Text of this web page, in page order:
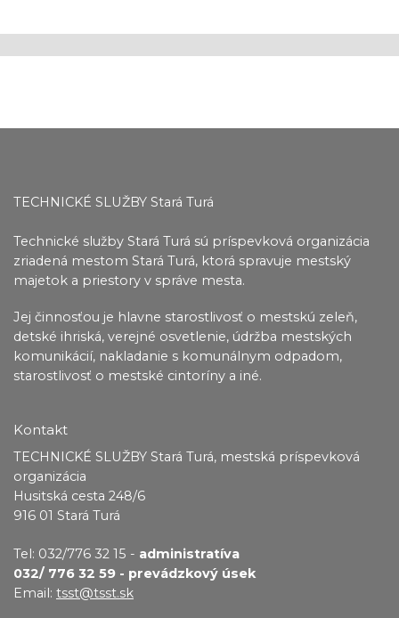
TECHNICKÉ SLUŽBY Stará Turá
Technické služby Stará Turá sú príspevková organizácia
zriadená mestom Stará Turá, ktorá spravuje mestský
majetok a priestory v správe mesta.
Jej činnosťou je hlavne starostlivosť o mestskú zeleň,
detské ihriská, verejné osvetlenie, údržba mestských
komunikácií, nakladanie s komunálnym odpadom,
starostlivosť o mestské cintoríny a iné.
Kontakt
TECHNICKÉ SLUŽBY Stará Turá, mestská príspevková
organizácia
Husitská cesta 248/6
916 01 Stará Turá
Tel: 032/776 32 15 - administratíva
032/ 776 32 59 - prevádzkový úsek
Email: tsst@tsst.sk